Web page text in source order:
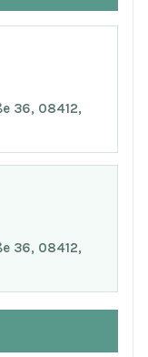
36, 08412,
36, 08412,